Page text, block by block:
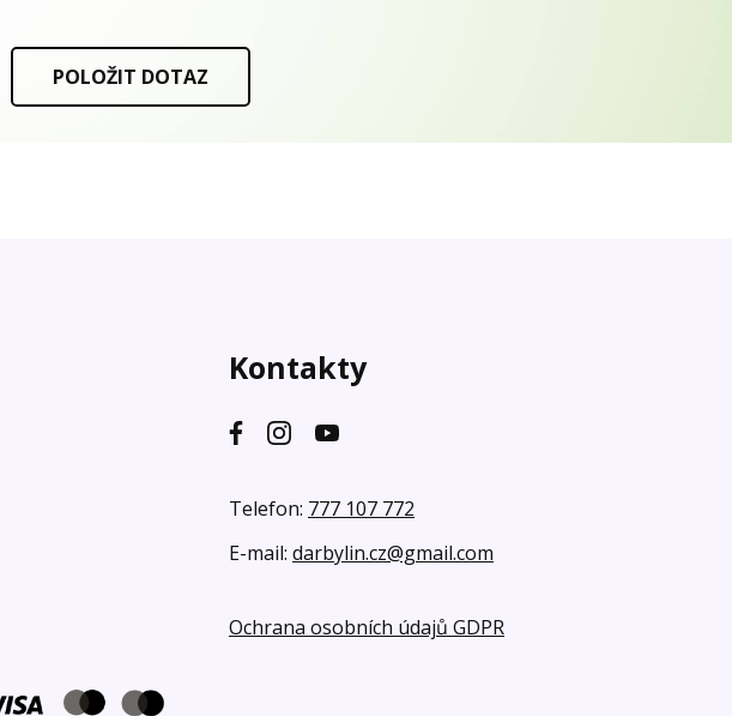
POLOŽIT DOTAZ
Kontakty
Telefon: 777 107 772
E-mail: darbylin.cz@gmail.com
Ochrana osobních údajů GDPR